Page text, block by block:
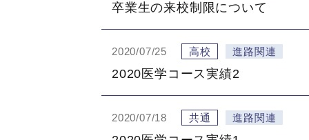
卒業生の来校制限について
2020/07/25 高校 進路関連
2020医学コース実績2
2020/07/18 共通 進路関連